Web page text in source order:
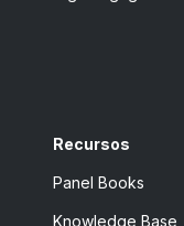
Recursos
Panel Books
Knowledge Base